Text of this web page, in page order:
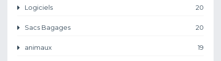
Logiciels 20
Sacs Bagages 20
animaux 19